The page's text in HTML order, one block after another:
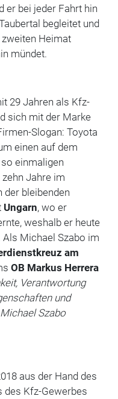
er bei jeder Fahrt hin
begleitet und
Heimat
mündet.
29 Jahren als Kfz-
sich mit der Marke
Slogan: Toyota
einen auf dem
einmaligen
Jahre im
der bleibenden
Ungarn, wo er
weshalb er heute
Michael Szabo im
am
OB Markus Herrera
Verantwortung
und
Szabo
aus der Hand des
des Kfz-Gewerbes